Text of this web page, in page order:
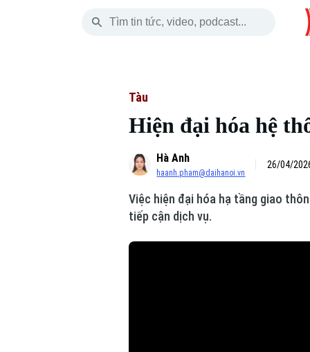
Chính trị
Xã hội
An ninh trật tự
Công nghệ
Người Hà Nội
Khoảnh khắc Hà
Ẩm thực
Quân sự
Hồ sơ
Người
Tàu
Hiện đại hóa hệ
Hà Anh
haanh.pham@daihanoi.vn
26/04/
Việc hiện đại hóa hạ tầng giao
tiếp cận dịch vụ.